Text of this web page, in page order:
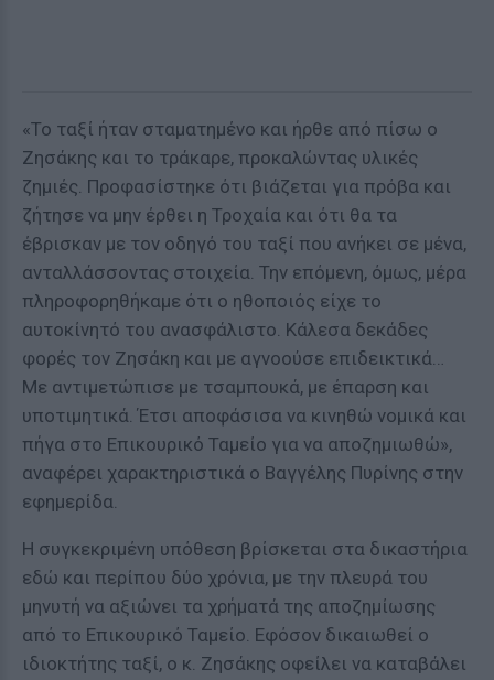
«Το ταξί ήταν σταματημένο και ήρθε από πίσω ο
Ζησάκης και το τράκαρε, προκαλώντας υλικές
ζημιές. Προφασίστηκε ότι βιάζεται για πρόβα και
ζήτησε να μην έρθει η Τροχαία και ότι θα τα
έβρισκαν με τον οδηγό του ταξί που ανήκει σε μένα,
ανταλλάσσοντας στοιχεία. Την επόμενη, όμως, μέρα
πληροφορηθήκαμε ότι ο ηθοποιός είχε το
αυτοκίνητό του ανασφάλιστο. Κάλεσα δεκάδες
φορές τον Ζησάκη και με αγνοούσε επιδεικτικά…
Με αντιμετώπισε με τσαμπουκά, με έπαρση και
υποτιμητικά. Έτσι αποφάσισα να κινηθώ νομικά και
πήγα στο Επικουρικό Ταμείο για να αποζημιωθώ»,
αναφέρει χαρακτηριστικά ο Βαγγέλης Πυρίνης στην
εφημερίδα.
Η συγκεκριμένη υπόθεση βρίσκεται στα δικαστήρια
εδώ και περίπου δύο χρόνια, με την πλευρά του
μηνυτή να αξιώνει τα χρήματά της αποζημίωσης
από το Επικουρικό Ταμείο. Εφόσον δικαιωθεί ο
ιδιοκτήτης ταξί, ο κ. Ζησάκης οφείλει να καταβάλει